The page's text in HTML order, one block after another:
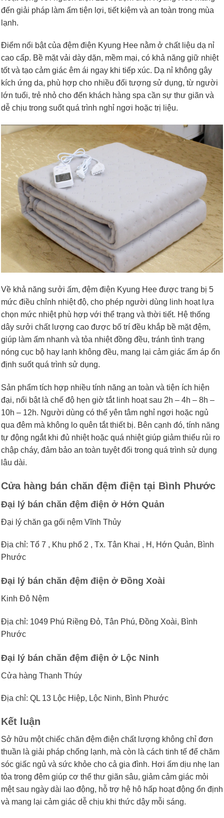
đến giải pháp làm ấm tiện lợi, tiết kiệm và an toàn trong mùa
lạnh.
Điểm nổi bật của đệm điện Kyung Hee nằm ở chất liệu dạ nỉ
cao cấp. Bề mặt vải dày dặn, mềm mại, có khả năng giữ nhiệt
tốt và tạo cảm giác êm ái ngay khi tiếp xúc. Dạ nỉ không gây
kích ứng da, phù hợp cho nhiều đối tượng sử dụng, từ người
lớn tuổi, trẻ nhỏ cho đến khách hàng spa cần sự thư giãn và
dễ chịu trong suốt quá trình nghỉ ngơi hoặc trị liệu.
Về khả năng sưởi ấm, đệm điện Kyung Hee được trang bị 5
mức điều chỉnh nhiệt độ, cho phép người dùng linh hoạt lựa
chọn mức nhiệt phù hợp với thể trạng và thời tiết. Hệ thống
dây sưởi chất lượng cao được bố trí đều khắp bề mặt đệm,
giúp làm ấm nhanh và tỏa nhiệt đồng đều, tránh tình trạng
nóng cục bộ hay lạnh không đều, mang lại cảm giác ấm áp ổn
định suốt quá trình sử dụng.
Sản phẩm tích hợp nhiều tính năng an toàn và tiện ích hiện
đại, nổi bật là chế độ hẹn giờ tắt linh hoạt sau 2h – 4h – 8h –
10h – 12h. Người dùng có thể yên tâm nghỉ ngơi hoặc ngủ
qua đêm mà không lo quên tắt thiết bị. Bên cạnh đó, tính năng
tự động ngắt khi đủ nhiệt hoặc quá nhiệt giúp giảm thiểu rủi ro
chập cháy, đảm bảo an toàn tuyệt đối trong quá trình sử dụng
lâu dài.
Cửa hàng bán chăn đệm điện tại Bình Phước
Đại lý bán chăn đệm điện ở Hớn Quản
Đại lý chăn ga gối nệm Vĩnh Thủy
Địa chỉ: Tổ 7 , Khu phố 2 , Tx. Tân Khai , H, Hớn Quản, Bình
Phước
Đại lý bán chăn đệm điện ở Đồng Xoài
Kinh Đô Nệm
Địa chỉ: 1049 Phú Riềng Đỏ, Tân Phú, Đồng Xoài, Bình
Phước
Đại lý bán chăn đệm điện ở Lộc Ninh
Cửa hàng Thanh Thúy
Địa chỉ: QL 13 Lộc Hiệp, Lộc Ninh, Bình Phước
Kết luận
Sở hữu một chiếc chăn đệm điện chất lượng không chỉ đơn
thuần là giải pháp chống lạnh, mà còn là cách tinh tế để chăm
sóc giấc ngủ và sức khỏe cho cả gia đình. Hơi ấm dịu nhẹ lan
tỏa trong đêm giúp cơ thể thư giãn sâu, giảm cảm giác mỏi
mệt sau ngày dài lao động, hỗ trợ hệ hô hấp hoạt động ổn định
và mang lại cảm giác dễ chịu khi thức dậy mỗi sáng.